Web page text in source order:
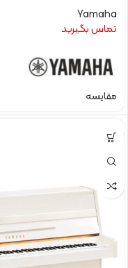
Yamaha
تماس بگیرید
مقایسه